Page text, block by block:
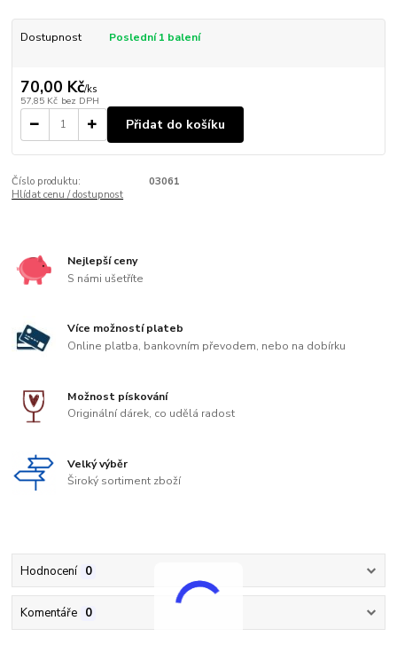
Dostupnost Poslední 1 balení
70,00 Kč/ks
57,85 Kč bez DPH
Přidat do košíku
Číslo produktu:
03061
Hlídat cenu / dostupnost
Nejlepší ceny
S námi ušetříte
Více možností plateb
Online platba, bankovním převodem, nebo na dobírku
Možnost pískování
Originální dárek, co udělá radost
Velký výběr
Široký sortiment zboží
Hodnocení 0
Komentáře 0